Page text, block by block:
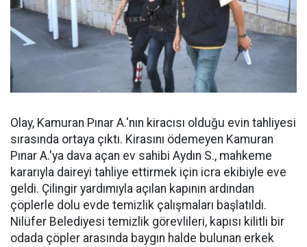
Olay, Kamuran Pınar A.'nın kiracısı olduğu evin tahliyesi
sırasında ortaya çıktı. Kirasını ödemeyen Kamuran
Pınar A.'ya dava açan ev sahibi Aydın S., mahkeme
kararıyla daireyi tahliye ettirmek için icra ekibiyle eve
geldi. Çilingir yardımıyla açılan kapının ardından
çöplerle dolu evde temizlik çalışmaları başlatıldı.
Nilüfer Belediyesi temizlik görevlileri, kapısı kilitli bir
odada çöpler arasında baygın halde bulunan erkek